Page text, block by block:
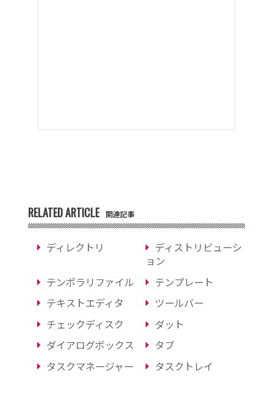
RELATED ARTICLE 関連記事
ディレクトリ
ディストリビューシ
ョン
テンポラリファイル
テンプレート
テキストエディタ
ツールバー
チェックディスク
ダット
ダイアログボックス
タブ
タスクマネージャー
タスクトレイ